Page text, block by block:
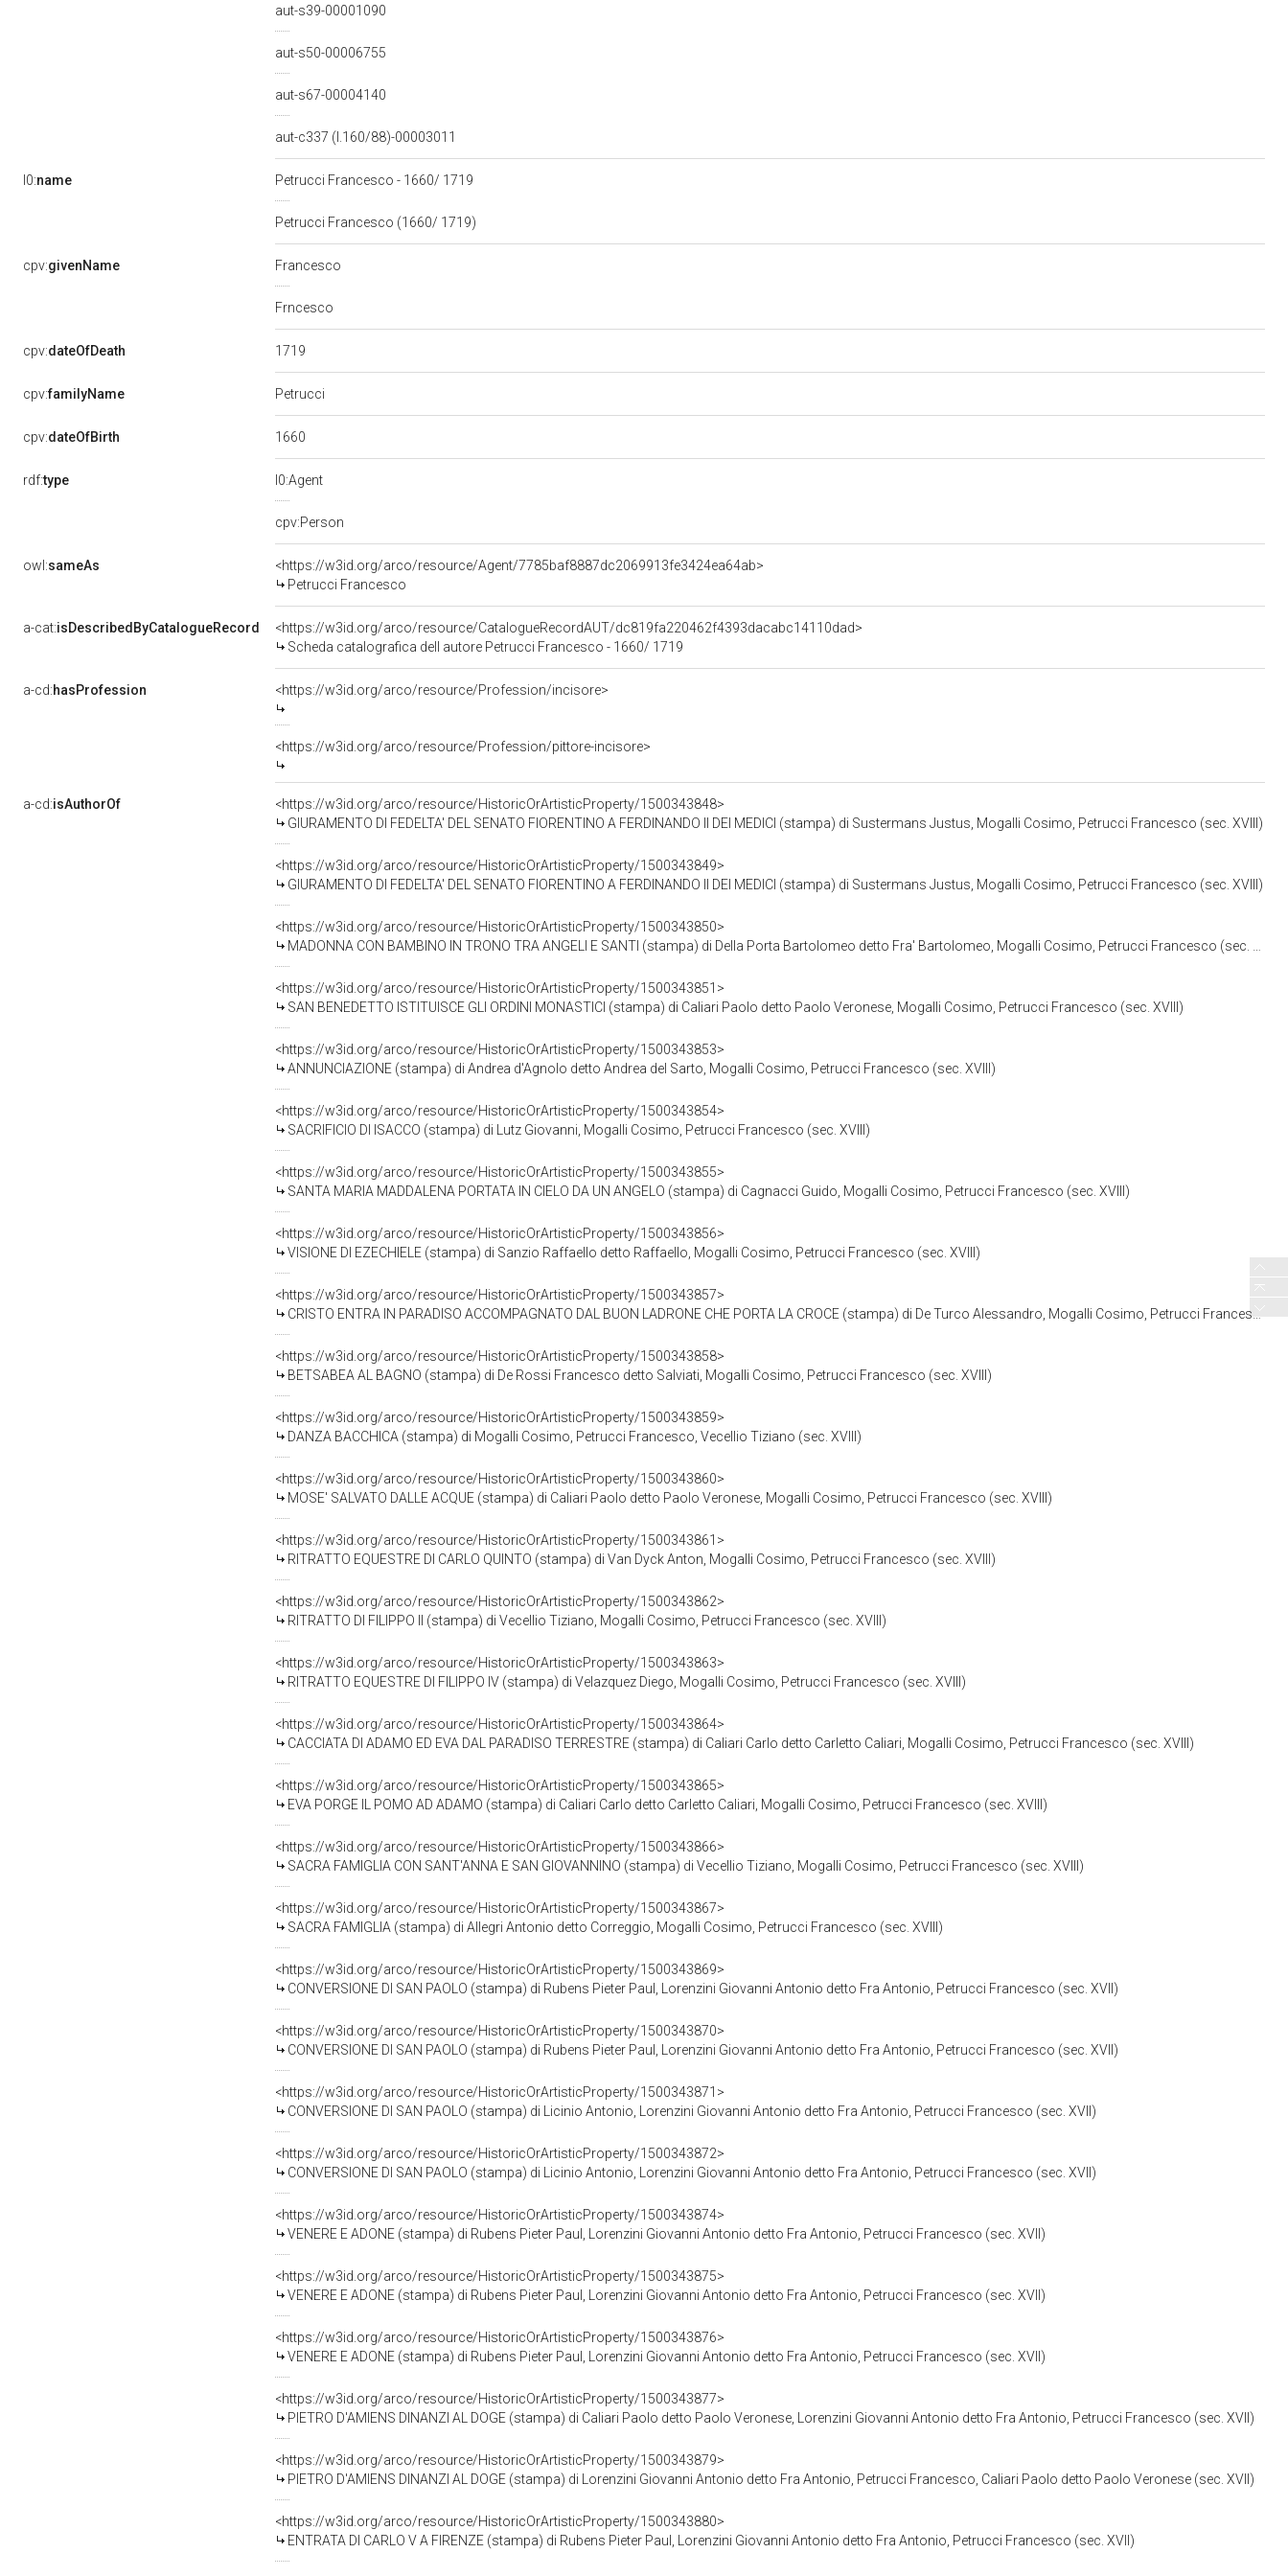
aut-s39-00001090
aut-s50-00006755
aut-s67-00004140
aut-c337 (l.160/88)-00003011
l0:name Petrucci Francesco - 1660/ 1719
Petrucci Francesco (1660/ 1719)
cpv:givenName Francesco
Frncesco
cpv:dateOfDeath 1719
cpv:familyName Petrucci
cpv:dateOfBirth 1660
rdf:type l0:Agent
cpv:Person
owl:sameAs
<https://w3id.org/arco/resource/Agent/7785baf8887dc2069913fe3424ea64ab>
Petrucci Francesco
a-cat:isDescribedByCatalogueRecord
<https://w3id.org/arco/resource/CatalogueRecordAUT/dc819fa220462f4393dacabc14110dad>
Scheda catalografica dell autore Petrucci Francesco - 1660/ 1719
a-cd:hasProfession <https://w3id.org/arco/resource/Profession/incisore>
<https://w3id.org/arco/resource/Profession/pittore-incisore>
a-cd:isAuthorOf
<https://w3id.org/arco/resource/HistoricOrArtisticProperty/1500343848>
GIURAMENTO DI FEDELTA' DEL SENATO FIORENTINO A FERDINANDO II DEI MEDICI (stampa) di Sustermans Justus, Mogalli Cosimo, Petrucci Francesco (sec. XVIII)
<https://w3id.org/arco/resource/HistoricOrArtisticProperty/1500343849>
GIURAMENTO DI FEDELTA' DEL SENATO FIORENTINO A FERDINANDO II DEI MEDICI (stampa) di Sustermans Justus, Mogalli Cosimo, Petrucci Francesco (sec. XVIII)
<https://w3id.org/arco/resource/HistoricOrArtisticProperty/1500343850>
MADONNA CON BAMBINO IN TRONO TRA ANGELI E SANTI (stampa) di Della Porta Bartolomeo detto Fra' Bartolomeo, Mogalli Cosimo, Petrucci Francesco (sec. XVIII)
<https://w3id.org/arco/resource/HistoricOrArtisticProperty/1500343851>
SAN BENEDETTO ISTITUISCE GLI ORDINI MONASTICI (stampa) di Caliari Paolo detto Paolo Veronese, Mogalli Cosimo, Petrucci Francesco (sec. XVIII)
<https://w3id.org/arco/resource/HistoricOrArtisticProperty/1500343853>
ANNUNCIAZIONE (stampa) di Andrea d'Agnolo detto Andrea del Sarto, Mogalli Cosimo, Petrucci Francesco (sec. XVIII)
<https://w3id.org/arco/resource/HistoricOrArtisticProperty/1500343854>
SACRIFICIO DI ISACCO (stampa) di Lutz Giovanni, Mogalli Cosimo, Petrucci Francesco (sec. XVIII)
<https://w3id.org/arco/resource/HistoricOrArtisticProperty/1500343855>
SANTA MARIA MADDALENA PORTATA IN CIELO DA UN ANGELO (stampa) di Cagnacci Guido, Mogalli Cosimo, Petrucci Francesco (sec. XVIII)
<https://w3id.org/arco/resource/HistoricOrArtisticProperty/1500343856>
VISIONE DI EZECHIELE (stampa) di Sanzio Raffaello detto Raffaello, Mogalli Cosimo, Petrucci Francesco (sec. XVIII)
<https://w3id.org/arco/resource/HistoricOrArtisticProperty/1500343857>
CRISTO ENTRA IN PARADISO ACCOMPAGNATO DAL BUON LADRONE CHE PORTA LA CROCE (stampa) di De Turco Alessandro, Mogalli Cosimo, Petrucci Francesco (sec. XVIII)
<https://w3id.org/arco/resource/HistoricOrArtisticProperty/1500343858>
BETSABEA AL BAGNO (stampa) di De Rossi Francesco detto Salviati, Mogalli Cosimo, Petrucci Francesco (sec. XVIII)
<https://w3id.org/arco/resource/HistoricOrArtisticProperty/1500343859>
DANZA BACCHICA (stampa) di Mogalli Cosimo, Petrucci Francesco, Vecellio Tiziano (sec. XVIII)
<https://w3id.org/arco/resource/HistoricOrArtisticProperty/1500343860>
MOSE' SALVATO DALLE ACQUE (stampa) di Caliari Paolo detto Paolo Veronese, Mogalli Cosimo, Petrucci Francesco (sec. XVIII)
<https://w3id.org/arco/resource/HistoricOrArtisticProperty/1500343861>
RITRATTO EQUESTRE DI CARLO QUINTO (stampa) di Van Dyck Anton, Mogalli Cosimo, Petrucci Francesco (sec. XVIII)
<https://w3id.org/arco/resource/HistoricOrArtisticProperty/1500343862>
RITRATTO DI FILIPPO II (stampa) di Vecellio Tiziano, Mogalli Cosimo, Petrucci Francesco (sec. XVIII)
<https://w3id.org/arco/resource/HistoricOrArtisticProperty/1500343863>
RITRATTO EQUESTRE DI FILIPPO IV (stampa) di Velazquez Diego, Mogalli Cosimo, Petrucci Francesco (sec. XVIII)
<https://w3id.org/arco/resource/HistoricOrArtisticProperty/1500343864>
CACCIATA DI ADAMO ED EVA DAL PARADISO TERRESTRE (stampa) di Caliari Carlo detto Carletto Caliari, Mogalli Cosimo, Petrucci Francesco (sec. XVIII)
<https://w3id.org/arco/resource/HistoricOrArtisticProperty/1500343865>
EVA PORGE IL POMO AD ADAMO (stampa) di Caliari Carlo detto Carletto Caliari, Mogalli Cosimo, Petrucci Francesco (sec. XVIII)
<https://w3id.org/arco/resource/HistoricOrArtisticProperty/1500343866>
SACRA FAMIGLIA CON SANT'ANNA E SAN GIOVANNINO (stampa) di Vecellio Tiziano, Mogalli Cosimo, Petrucci Francesco (sec. XVIII)
<https://w3id.org/arco/resource/HistoricOrArtisticProperty/1500343867>
SACRA FAMIGLIA (stampa) di Allegri Antonio detto Correggio, Mogalli Cosimo, Petrucci Francesco (sec. XVIII)
<https://w3id.org/arco/resource/HistoricOrArtisticProperty/1500343869>
CONVERSIONE DI SAN PAOLO (stampa) di Rubens Pieter Paul, Lorenzini Giovanni Antonio detto Fra Antonio, Petrucci Francesco (sec. XVII)
<https://w3id.org/arco/resource/HistoricOrArtisticProperty/1500343870>
CONVERSIONE DI SAN PAOLO (stampa) di Rubens Pieter Paul, Lorenzini Giovanni Antonio detto Fra Antonio, Petrucci Francesco (sec. XVII)
<https://w3id.org/arco/resource/HistoricOrArtisticProperty/1500343871>
CONVERSIONE DI SAN PAOLO (stampa) di Licinio Antonio, Lorenzini Giovanni Antonio detto Fra Antonio, Petrucci Francesco (sec. XVII)
<https://w3id.org/arco/resource/HistoricOrArtisticProperty/1500343872>
CONVERSIONE DI SAN PAOLO (stampa) di Licinio Antonio, Lorenzini Giovanni Antonio detto Fra Antonio, Petrucci Francesco (sec. XVII)
<https://w3id.org/arco/resource/HistoricOrArtisticProperty/1500343874>
VENERE E ADONE (stampa) di Rubens Pieter Paul, Lorenzini Giovanni Antonio detto Fra Antonio, Petrucci Francesco (sec. XVII)
<https://w3id.org/arco/resource/HistoricOrArtisticProperty/1500343875>
VENERE E ADONE (stampa) di Rubens Pieter Paul, Lorenzini Giovanni Antonio detto Fra Antonio, Petrucci Francesco (sec. XVII)
<https://w3id.org/arco/resource/HistoricOrArtisticProperty/1500343876>
VENERE E ADONE (stampa) di Rubens Pieter Paul, Lorenzini Giovanni Antonio detto Fra Antonio, Petrucci Francesco (sec. XVII)
<https://w3id.org/arco/resource/HistoricOrArtisticProperty/1500343877>
PIETRO D'AMIENS DINANZI AL DOGE (stampa) di Caliari Paolo detto Paolo Veronese, Lorenzini Giovanni Antonio detto Fra Antonio, Petrucci Francesco (sec. XVII)
<https://w3id.org/arco/resource/HistoricOrArtisticProperty/1500343879>
PIETRO D'AMIENS DINANZI AL DOGE (stampa) di Lorenzini Giovanni Antonio detto Fra Antonio, Petrucci Francesco, Caliari Paolo detto Paolo Veronese (sec. XVII)
<https://w3id.org/arco/resource/HistoricOrArtisticProperty/1500343880>
ENTRATA DI CARLO V A FIRENZE (stampa) di Rubens Pieter Paul, Lorenzini Giovanni Antonio detto Fra Antonio, Petrucci Francesco (sec. XVII)